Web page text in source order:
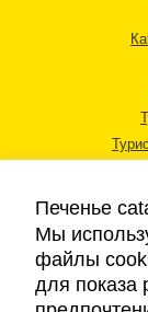
Печенье
Мы
файлы
для показа